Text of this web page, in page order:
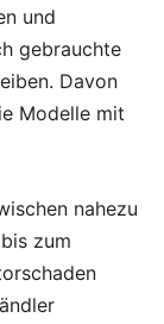
und
gebrauchte
Davon
Modelle mit
nahezu
zum